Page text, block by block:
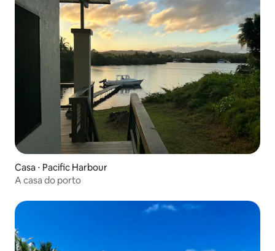
Casa ⋅ Pacific Harbour
A casa do porto